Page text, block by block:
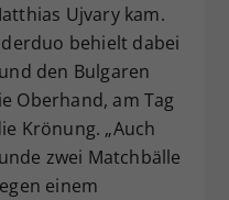
Ujvary kam.
behielt dabei
den Bulgaren
Oberhand, am Tag
Krönung. „Auch
zwei Matchbälle
einem